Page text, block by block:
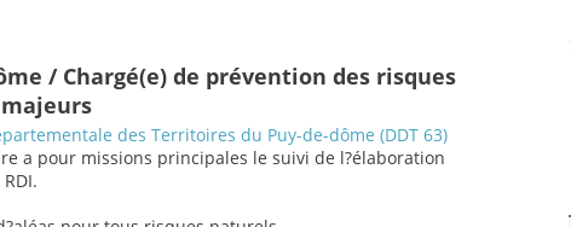
/ Chargé(e) de prévention des risques
des Territoires du Puy-de-dôme (DDT 63)
a pour missions principales le suivi de l?élaboration